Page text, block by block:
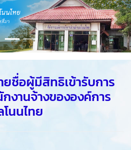
Next
ยชื่อผู้มีสิทธิเข้ารับการ
งานจ้างขององค์การ
นนไทย